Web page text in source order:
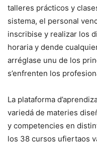
talleres prácticos y
sistema, el personal
inscribise y realizar los
horaria y dende
arréglase unu de los
s’enfrenten los
La plataforma
variedá de materies
y competencies en
los 38 cursos ufiertaos